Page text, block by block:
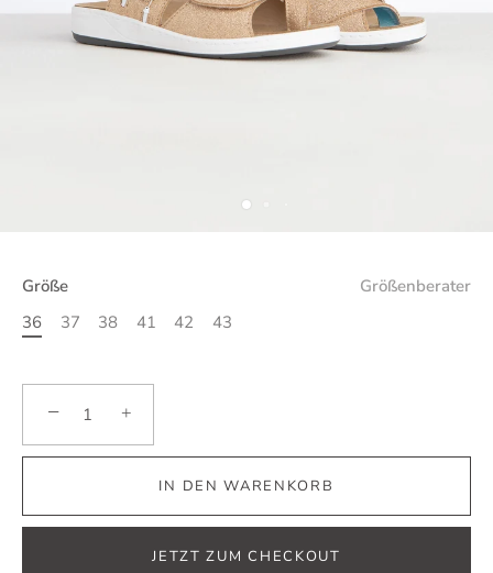
Größe
Größenberater
36
37 38 41 42 43
− +
IN DEN WARENKORB
JETZT ZUM CHECKOUT